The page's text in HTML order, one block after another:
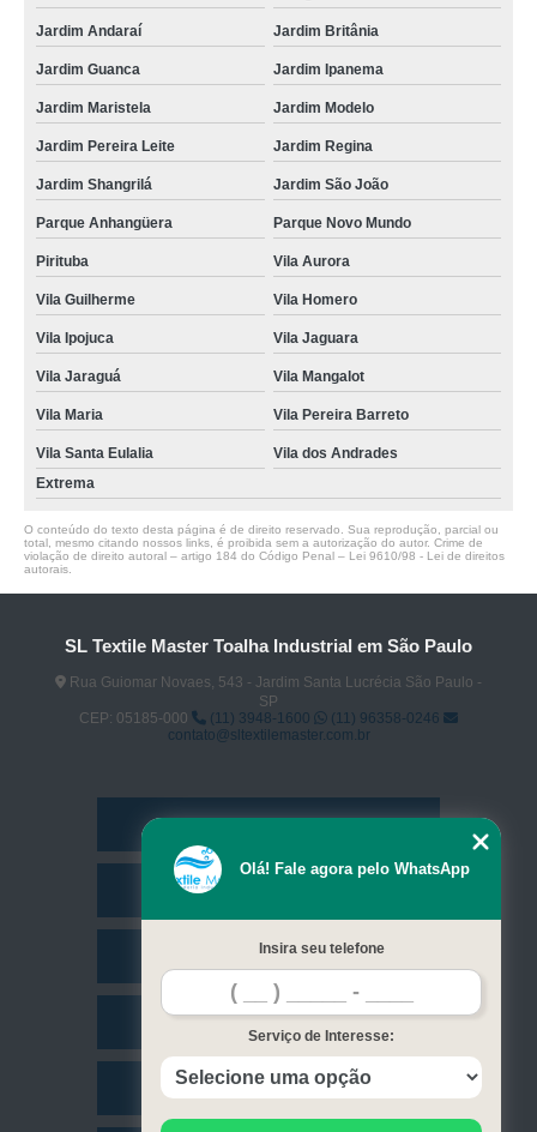
Jardim Andaraí Jardim Britânia
Jardim Guanca Jardim Ipanema
Jardim Maristela Jardim Modelo
Jardim Pereira Leite Jardim Regina
Jardim Shangrilá Jardim São João
Parque Anhangüera Parque Novo Mundo
Pirituba Vila Aurora
Vila Guilherme Vila Homero
Vila Ipojuca Vila Jaguara
Vila Jaraguá Vila Mangalot
Vila Maria Vila Pereira Barreto
Vila Santa Eulalia
Vila dos Andrades
Extrema
O conteúdo do texto desta página é de direito reservado. Sua reprodução, parcial ou
total, mesmo citando nossos links, é proibida sem a autorização do autor. Crime de
violação de direito autoral – artigo 184 do Código Penal – Lei 9610/98 - Lei de direitos
autorais
SL Textile Master Toalha Industrial em São Paulo
Rua Guiomar Novaes, 543 - Jardim Santa Lucrécia São Paulo -
SP
CEP: 05185-000
(11) 3948-1600
(11) 96358-0246
contato@sltextilemaster.com.br
Missão
Contato
Olá! Fale agora pelo WhatsApp
Insira seu telefone
Serviço de Interesse: